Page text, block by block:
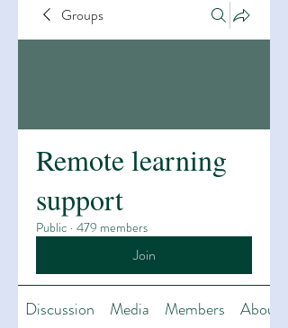
Groups
Remote learning
support
Public · 479 members
Join
Discussion Media Members About